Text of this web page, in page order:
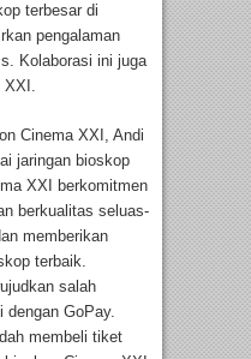
terbesar di
pengalaman
Kolaborasi ini juga
XXI.
Cinema XXI, Andi
jaringan bioskop
XXI berkomitmen
berkualitas seluas-
memberikan
terbaik.
salah
GoPay.
membeli tiket